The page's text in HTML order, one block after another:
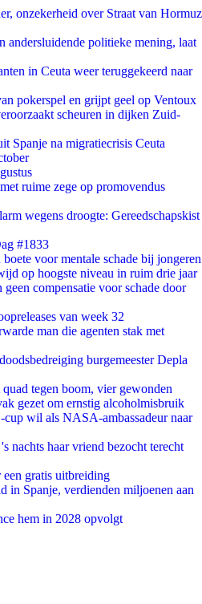
onzekerheid over Straat van Hormuz
andersluidende politieke mening, laat
in Ceuta weer teruggekeerd naar
pokerspel en grijpt geel op Ventoux
scheuren in dijken Zuid-
Spanje na migratiecrisis Ceuta
ruime zege op promovendus
wegens droogte: Gereedschapskist
#1833
voor mentale schade bij jongeren
op hoogste niveau in ruim drie jaar
compensatie voor schade door
van week 32
man die agenten stak met
burgemeester Depla
tegen boom, vier gewonden
gezet om ernstig alcoholmisbruik
wil als NASA-ambassadeur naar
nachts haar vriend bezocht terecht
gratis uitbreiding
in Spanje, verdienden miljoenen aan
hem in 2028 opvolgt